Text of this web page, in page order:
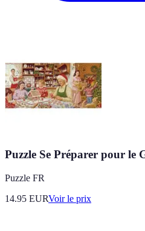
Puzzle Se Préparer pour le
Puzzle FR
14.95 EURVoir le prix